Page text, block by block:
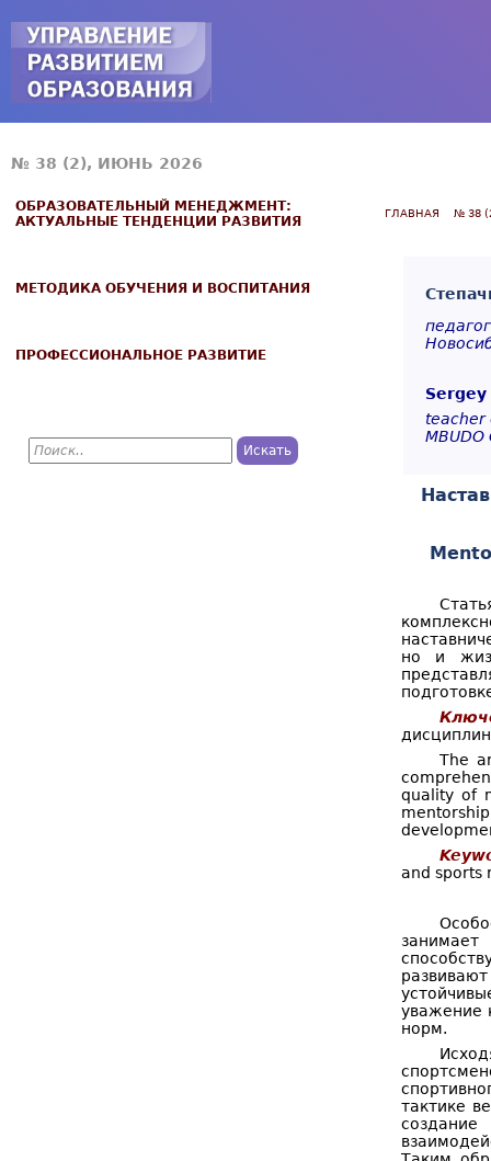
№ 38 (2), ИЮНЬ 2026
ГЛАВНАЯ № 38
Sergey
teacher
но и
The
quality of
and sports
уважение
норм.
тактике
создание
ОБРАЗОВАТЕЛЬНЫЙ МЕНЕДЖМЕНТ:
АКТУАЛЬНЫЕ ТЕНДЕНЦИИ РАЗВИТИЯ
МЕТОДИКА ОБУЧЕНИЯ И ВОСПИТАНИЯ
ПРОФЕССИОНАЛЬНОЕ РАЗВИТИЕ
П
о